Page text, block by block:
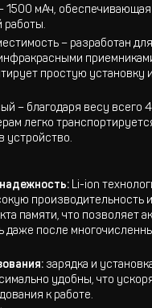
1500 мАч,
работы.
– разработан для
простую установку
– благодаря весу всего
легко
устройство.
Li-ion
производительность
памяти, что позволяет
даже после
зарядка и
удобны, что
к работе.